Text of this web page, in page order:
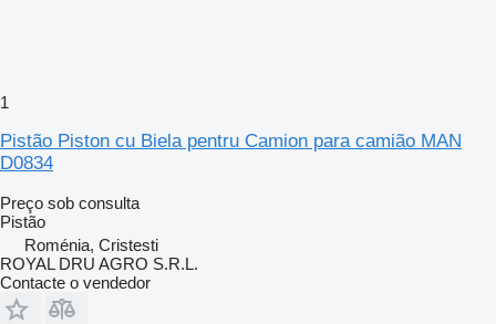
1
Pistão Piston cu Biela pentru Camion para camião MAN
D0834
Preço sob consulta
Pistão
Roménia, Cristesti
ROYAL DRU AGRO S.R.L.
Contacte o vendedor